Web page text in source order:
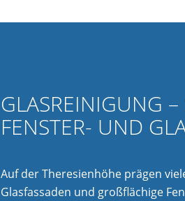
GLASREINIGUNG –
FENSTER- UND
Auf der Theresienhöhe prägen
Glasfassaden und großflächige